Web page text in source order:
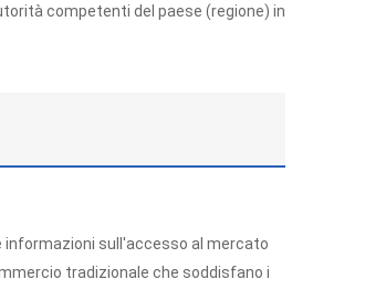
competenti del paese (regione) in
informazioni sull'accesso al mercato
tradizionale che soddisfano i